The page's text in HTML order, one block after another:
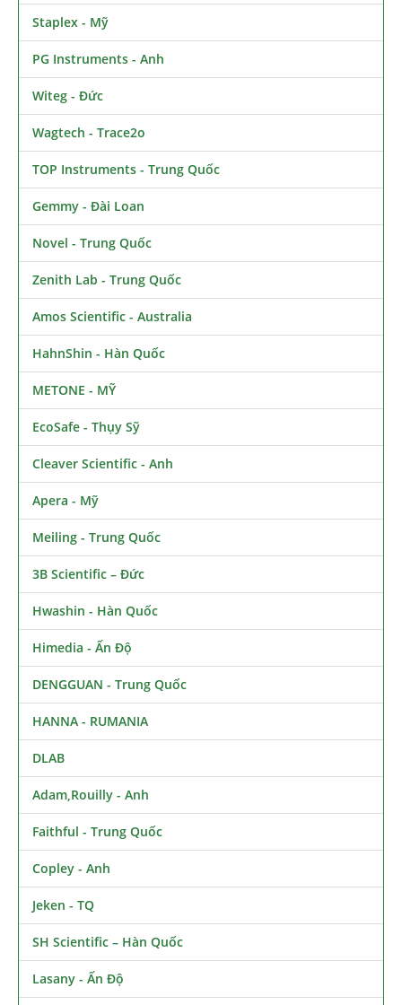
Staplex - Mỹ
PG Instruments - Anh
Witeg - Đức
Wagtech - Trace2o
TOP Instruments - Trung Quốc
Gemmy - Đài Loan
Novel - Trung Quốc
Zenith Lab - Trung Quốc
Amos Scientific - Australia
HahnShin - Hàn Quốc
METONE - MỸ
EcoSafe - Thụy Sỹ
Cleaver Scientific - Anh
Apera - Mỹ
Meiling - Trung Quốc
3B Scientific – Đức
Hwashin - Hàn Quốc
Himedia - Ấn Độ
DENGGUAN - Trung Quốc
HANNA - RUMANIA
DLAB
Adam,Rouilly - Anh
Faithful - Trung Quốc
Copley - Anh
Jeken - TQ
SH Scientific – Hàn Quốc
Lasany - Ấn Độ